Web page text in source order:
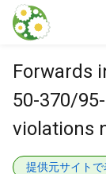
本文に飛ぶ
Forwards
50-370/
violations
提供元サイトで